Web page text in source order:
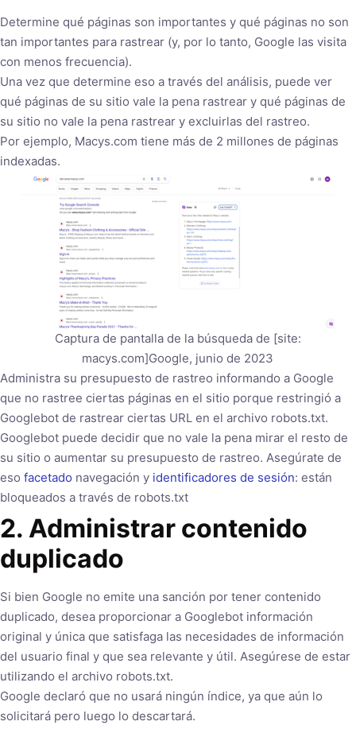
Determine qué páginas son importantes y qué páginas no son
tan importantes para rastrear (y, por lo tanto, Google las visita
con menos frecuencia).
Una vez que determine eso a través del análisis, puede ver
qué páginas de su sitio vale la pena rastrear y qué páginas de
su sitio no vale la pena rastrear y excluirlas del rastreo.
Por ejemplo, Macys.com tiene más de 2 millones de páginas
indexadas.
Captura de pantalla de la búsqueda de [site:
macys.com]Google, junio de 2023
Administra su presupuesto de rastreo informando a Google
que no rastree ciertas páginas en el sitio porque restringió a
Googlebot de rastrear ciertas URL en el archivo robots.txt.
Googlebot puede decidir que no vale la pena mirar el resto de
su sitio o aumentar su presupuesto de rastreo. Asegúrate de
eso facetado navegación y identificadores de sesión: están
bloqueados a través de robots.txt
2. Administrar contenido
duplicado
Si bien Google no emite una sanción por tener contenido
duplicado, desea proporcionar a Googlebot información
original y única que satisfaga las necesidades de información
del usuario final y que sea relevante y útil. Asegúrese de estar
utilizando el archivo robots.txt.
Google declaró que no usará ningún índice, ya que aún lo
solicitará pero luego lo descartará.